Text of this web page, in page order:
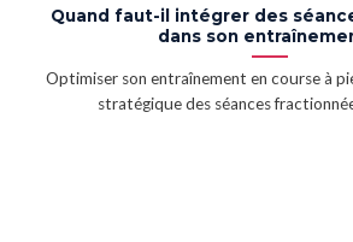
Quand faut-il intégrer des
dans son
Optimiser son entraînement en course à
stratégique des séances